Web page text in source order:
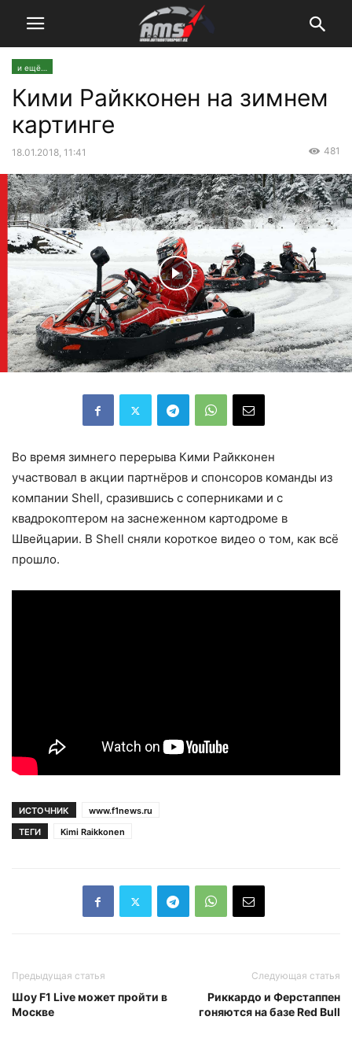
и ещё…
Кими Райкконен на зимнем
картинге
18.01.2018, 11:41 481
Во время зимнего перерыва Кими Райкконен
участвовал в акции партнёров и спонсоров команды из
компании Shell, сразившись с соперниками и с
квадрокоптером на заснеженном картодроме в
Швейцарии. В Shell сняли короткое видео о том, как всё
прошло.
ИСТОЧНИК
www.f1news.ru
ТЕГИ
Kimi Raikkonen
Предыдущая статья
Шоу F1 Live может пройти в
Москве
Следующая статья
Риккардо и Ферстаппен
гоняются на базе Red Bull